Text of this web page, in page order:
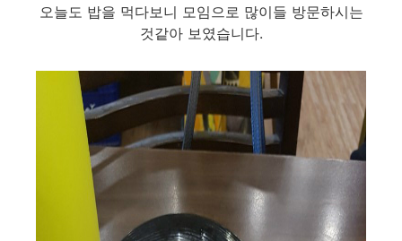
오늘도 밥을 먹다보니 모임으로 많이들 방문하시는
것같아 보였습니다.